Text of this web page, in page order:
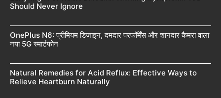
Should Never Ignore
OnePlus N6: प्रीमियम डिजाइन, दमदार परफॉर्मेंस और शानदार कैमरा वाला
नया 5G स्मार्टफोन
Natural Remedies for Acid Reflux: Effective Ways to
Relieve Heartburn Naturally